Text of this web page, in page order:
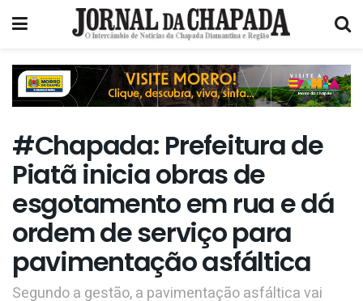
#Chapada: Prefeitura de
Piatã inicia obras de
esgotamento em rua e dá
ordem de serviço para
pavimentação asfáltica
Segundo a gestão, a pavimentação asfáltica vai